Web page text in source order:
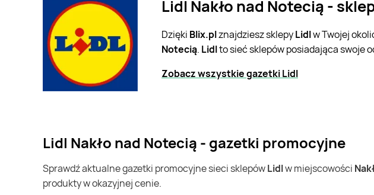
Lidl Nakło nad Notecią -
Dzięki Blix.plznajdziesz sklepyLidlw Twojej
Notecią. Lidlto sieć sklepów posiadająca swoje
Zobacz wszystkie gazetki Lidl
Lidl Nakło nad Notecią - gazetki promocyjne
Sprawdź aktualne gazetki promocyjne sieci sklepówLidlw miejscowości
produkty w okazyjnej cenie.